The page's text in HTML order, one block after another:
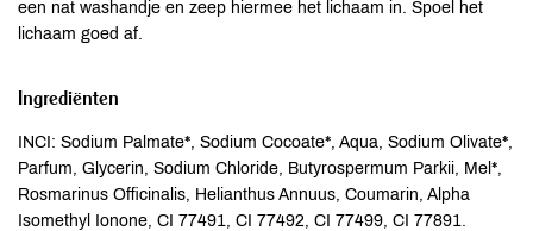
een nat washandje en zeep hiermee het lichaam in. Spoel het
lichaam goed af.
Ingrediënten
INCI: Sodium Palmate*, Sodium Cocoate*, Aqua, Sodium Olivate*,
Parfum, Glycerin, Sodium Chloride, Butyrospermum Parkii, Mel*,
Rosmarinus Officinalis, Helianthus Annuus, Coumarin, Alpha
Isomethyl Ionone, CI 77491, CI 77492, CI 77499, CI 77891.